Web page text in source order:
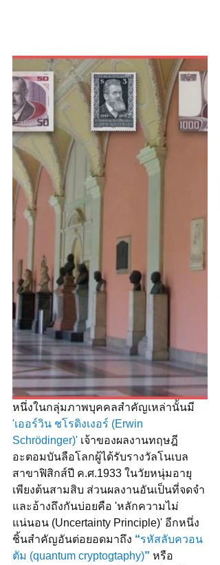
หนึ่งในกลุ่มภาพบุคคลสำคัญเหล่านั้นมี
'เออร์วิน ชโรดิงเงอร์ (Erwin
Schrödinger)' เจ้าของผลงานทฤษฎี
อะตอมบันลือโลกผู้ได้รับรางวัลโนเบล
สาขาฟิสิกส์ปี ค.ศ.1933 ในวัยหนุ่มอายุ
เพียงต้นสามสิบ ส่วนผลงานอันเป็นที่จดจำ
และอ้างถึงกันบ่อยคือ 'หลักความไม่
แน่นอน (Uncertainty Principle)' อีกหนึ่ง
ชิ้นสำคัญอันต่อยอดมาถึง “รหัสลับควอน
ตัม (quantum cryptogtaphy)” หรือ